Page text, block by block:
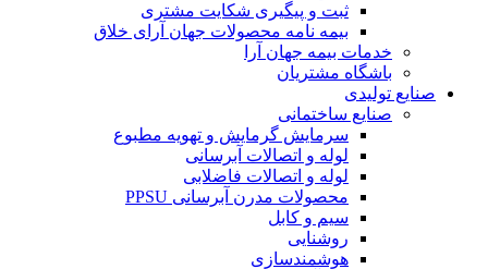
ثبت و پیگیری شکایت مشتری
بیمه نامه محصولات جهان آرای خلاق
خدمات بیمه جهان آرا
باشگاه مشتریان
صنایع تولیدی
صنایع ساختمانی
سرمایش گرمایش و تهویه مطبوع
لوله و اتصالات آبرسانی
لوله و اتصالات فاضلابی
محصولات مدرن آبرسانی PPSU
سیم و کابل
روشنایی
هوشمندسازی